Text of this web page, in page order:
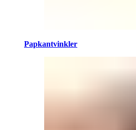
Papkantvinkler